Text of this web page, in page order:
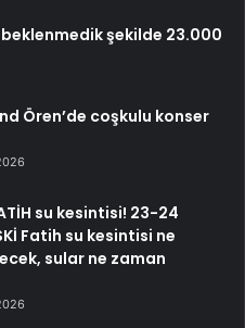
şekilde 23.000
Ören’de coşkulu konser
su kesintisi! 23-24
Fatih su kesintisi ne
sular ne zaman